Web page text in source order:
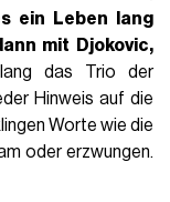
ein Leben lang
mit Djokovic,
das Trio der
Hinweis auf die
Worte wie die
oder erzwungen.